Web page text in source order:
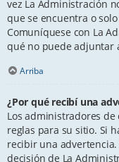
vez La Administración
que se encuentra o
Comuníquese con La
qué no puede adjuntar
Arriba
¿Por qué recibí una
Los administradores
reglas para su sitio. Si
recibir una
decisión de La